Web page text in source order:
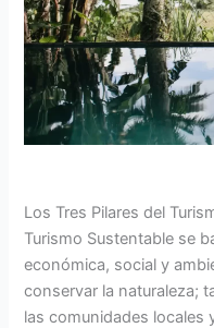
Los Tres Pilares del
Turismo Sustentable se
económica, social y
conservar la naturaleza;
las comunidades locales